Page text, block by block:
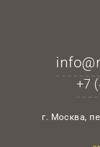
+7
г. Москва,